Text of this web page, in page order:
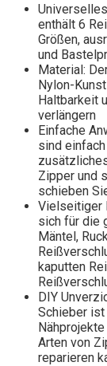
enthält 6
Größen,
und
Material:
Nylon-
Haltbarkeit
verlängern
Einfache
sind
Zipper und
schieben
Vielseitiger
sich für die
Mäntel,
kaputten
DIY
Schieber
Arten von
reparieren